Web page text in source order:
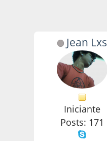
Jean Lxs
Iniciante
Posts: 171